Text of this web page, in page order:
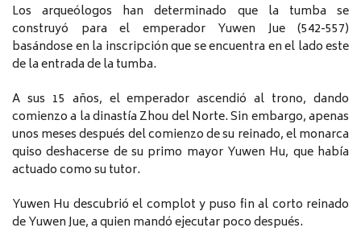
Los arqueólogos han determinado que la tumba se
construyó para el emperador Yuwen Jue (542-557)
basándose en la inscripción que se encuentra en el lado este
de la entrada de la tumba.
A sus 15 años, el emperador ascendió al trono, dando
comienzo a la dinastía Zhou del Norte. Sin embargo, apenas
unos meses después del comienzo de su reinado, el monarca
quiso deshacerse de su primo mayor Yuwen Hu, que había
actuado como su tutor.
Yuwen Hu descubrió el complot y puso fin al corto reinado
de Yuwen Jue, a quien mandó ejecutar poco después.